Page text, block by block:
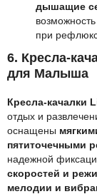
дышащие
при
6. Кресла-
для Малыша
Кресла-качалки
отдых и
оснащены
пятиточечными
надежной
скоростей и
мелодии и